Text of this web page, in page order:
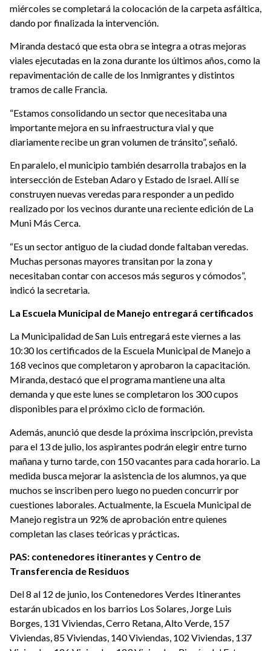
miércoles se completará la colocación de la carpeta asfáltica,
dando por finalizada la intervención.
Miranda destacó que esta obra se integra a otras mejoras
viales ejecutadas en la zona durante los últimos años, como la
repavimentación de calle de los Inmigrantes y distintos
tramos de calle Francia.
“Estamos consolidando un sector que necesitaba una
importante mejora en su infraestructura vial y que
diariamente recibe un gran volumen de tránsito”, señaló.
En paralelo, el municipio también desarrolla trabajos en la
intersección de Esteban Adaro y Estado de Israel. Allí se
construyen nuevas veredas para responder a un pedido
realizado por los vecinos durante una reciente edición de La
Muni Más Cerca.
“Es un sector antiguo de la ciudad donde faltaban veredas.
Muchas personas mayores transitan por la zona y
necesitaban contar con accesos más seguros y cómodos”,
indicó la secretaria.
La Escuela Municipal de Manejo entregará certificados
La Municipalidad de San Luis entregará este viernes a las
10:30 los certificados de la Escuela Municipal de Manejo a
168 vecinos que completaron y aprobaron la capacitación.
Miranda, destacó que el programa mantiene una alta
demanda y que este lunes se completaron los 300 cupos
disponibles para el próximo ciclo de formación.
Además, anunció que desde la próxima inscripción, prevista
para el 13 de julio, los aspirantes podrán elegir entre turno
mañana y turno tarde, con 150 vacantes para cada horario. La
medida busca mejorar la asistencia de los alumnos, ya que
muchos se inscriben pero luego no pueden concurrir por
cuestiones laborales. Actualmente, la Escuela Municipal de
Manejo registra un 92% de aprobación entre quienes
completan las clases teóricas y prácticas
PAS: contenedores itinerantes y Centro de
Transferencia de Residuos
Del 8 al 12 de junio, los Contenedores Verdes Itinerantes
estarán ubicados en los barrios Los Solares, Jorge Luis
Borges, 131 Viviendas, Cerro Retana, Alto Verde, 157
Viviendas, 85 Viviendas, 140 Viviendas, 102 Viviendas, 137